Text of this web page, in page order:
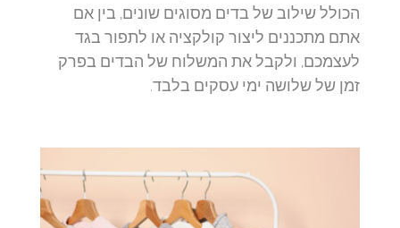
הכולל שילוב של בדים מסוגים שונים, בין אם
אתם מתכננים ליצור קולקציה או לתפור בגד
לעצמכם, ולקבל את המשלוח של הבדים בפרק
זמן של שלושה ימי עסקים בלבד.